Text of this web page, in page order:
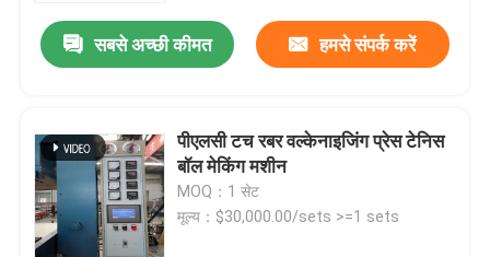
सबसे अच्छी कीमत हमसे संपर्क करें
पीएलसी टच रबर वल्केनाइजिंग प्रेस टेनिस
बॉल मेकिंग मशीन
MOQ：1 सेट
मूल्य：$30,000.00/sets >=1 sets